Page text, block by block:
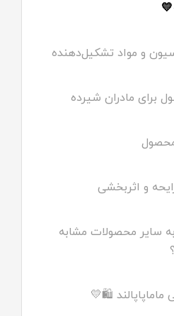
و مواد تشکیل‌دهنده
برای مادران شیرده
محصول
و اثربخشی
سایر محصولات مشابه
ماماپاپالند 🛍️💛